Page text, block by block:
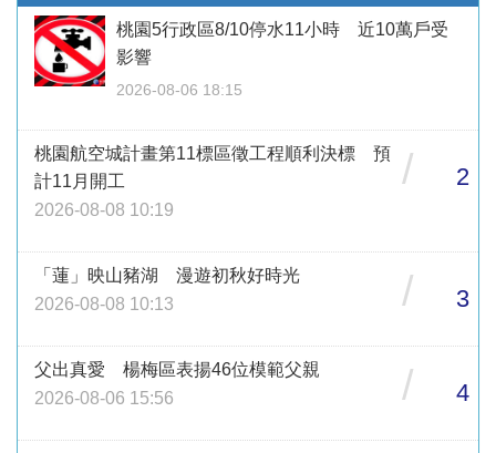
桃園5行政區8/10停水11小時 近10萬戶受
影響
2026-08-06 18:15
桃園航空城計畫第11標區徵工程順利決標 預
計11月開工
2026-08-08 10:19
/ 2
「蓮」映山豬湖 漫遊初秋好時光
2026-08-08 10:13
/ 3
父出真愛 楊梅區表揚46位模範父親
2026-08-06 15:56
/ 4